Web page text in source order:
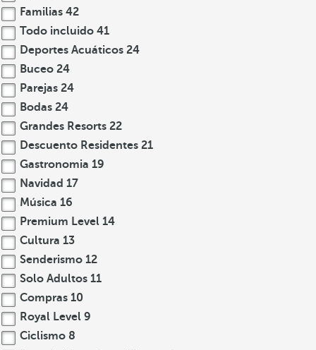
Familias 42
Todo incluido 41
Deportes Acuáticos 24
Buceo 24
Parejas 24
Bodas 24
Grandes Resorts 22
Descuento Residentes 21
Gastronomia 19
Navidad 17
Música 16
Premium Level 14
Cultura 13
Senderismo 12
Solo Adultos 11
Compras 10
Royal Level 9
Ciclismo 8